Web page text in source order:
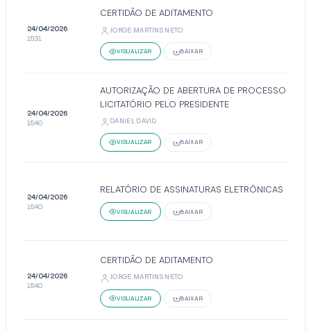
24/04/2026
15:31
CERTIDÃO DE ADITAMENTO
JORGE MARTINS NETO
VISUALIZAR BAIXAR
24/04/2026
15:40
AUTORIZAÇÃO DE ABERTURA DE PROCESSO
LICITATÓRIO PELO PRESIDENTE
DANIEL DAVID
VISUALIZAR BAIXAR
24/04/2026
15:40
RELATÓRIO DE ASSINATURAS ELETRÔNICAS
VISUALIZAR BAIXAR
24/04/2026
15:40
CERTIDÃO DE ADITAMENTO
JORGE MARTINS NETO
VISUALIZAR BAIXAR